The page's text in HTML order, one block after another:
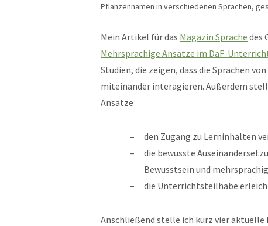
Pflanzennamen in verschiedenen Sprachen,
Mein Artikel für das Magazin Sprache des
Mehrsprachige Ansätze im DaF-
Studien, die zeigen, dass die Sprachen
miteinander interagieren. Außerdem
Ansätze
den Zugang zu Lerninhalten
die bewusste
Bewusstsein und
die Unterrichtsteilhabe
Anschließend stelle ich kurz vier